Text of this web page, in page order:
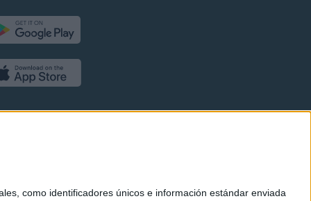
como identificadores únicos e información estándar enviada